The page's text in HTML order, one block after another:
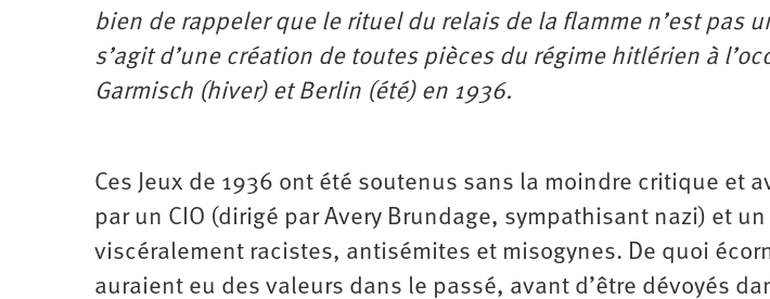
bien de rappeler que le rituel du relais de la flamme n’est pas
s’agit d’une création de toutes pièces du régime hitlérien à
Garmisch (hiver) et Berlin (été) en 1936.
Ces Jeux de 1936 ont été soutenus sans la moindre critique et
par un CIO (dirigé par Avery Brundage, sympathisant nazi) et
viscéralement racistes, antisémites et misogynes. De quoi
auraient eu des valeurs dans le passé, avant d’être dévoyés